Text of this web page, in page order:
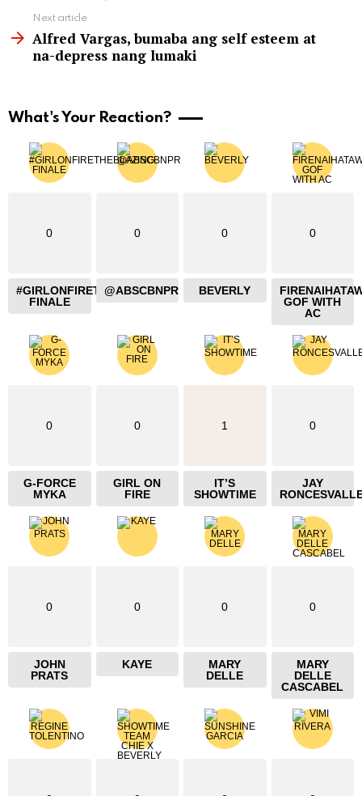
Next article
Alfred Vargas, bumaba ang self esteem at
na-depress nang lumaki
What's Your Reaction?
0
#GIRLONFIRETHEBLAZING
FINALE
0
@ABSCBNPR
0
BEVERLY
0
GOF WITH
AC
0
G-FORCE
MYKA
0
GIRL ON
FIRE
1
IT’S
SHOWTIME
0
JAY
0
JOHN
PRATS
0
KAYE
0
MARY
DELLE
0
MARY
DELLE
CASCABEL